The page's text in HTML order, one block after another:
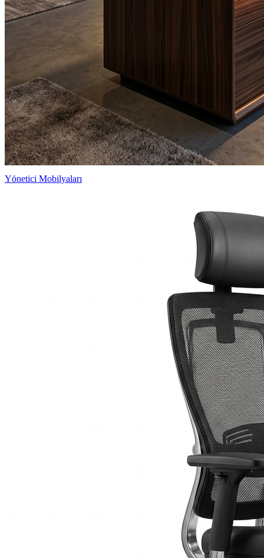
Yönetici Mobilyaları